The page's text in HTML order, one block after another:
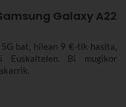
Galaxy A22
bat, hilean 9 €-tik hasita,
Bi mugikor